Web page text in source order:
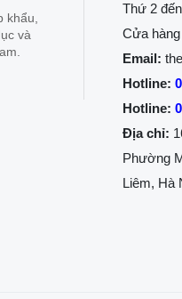
khẩu,
và
Thứ 2
Cửa
Email:
Hotline:
Hotline:
Địa chỉ:
Phường
Liêm, Hà